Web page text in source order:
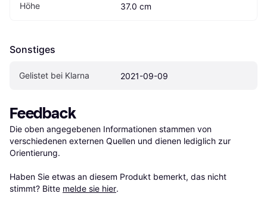
Höhe 37.0 cm
Sonstiges
Gelistet bei Klarna 2021-09-09
Feedback
Die oben angegebenen Informationen stammen von
verschiedenen externen Quellen und dienen lediglich zur
Orientierung.
Haben Sie etwas an diesem Produkt bemerkt, das nicht
stimmt? Bitte melde sie hier.